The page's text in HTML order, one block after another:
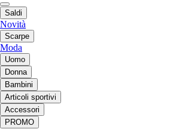
Saldi
Novità
Scarpe
Moda
Uomo
Donna
Bambini
Articoli sportivi
Accessori
PROMO